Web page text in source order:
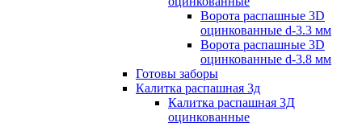
Ворота распашные 3D
оцинкованные d-3.3 мм
Ворота распашные 3D
оцинкованные d-3.8 мм
Готовы заборы
Калитка распашная 3д
Калитка распашная 3Д
оцинкованные